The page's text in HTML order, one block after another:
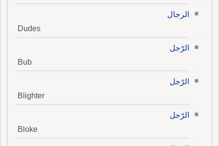
الرجال
Dudes
الرّجل
Bub
الرّجل
Blighter
الرّجل
Bloke